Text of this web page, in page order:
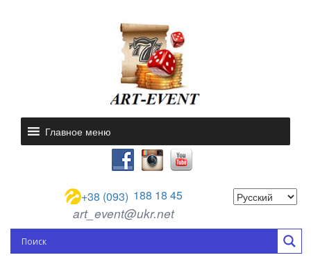
Главное меню
+38 (093) 188 18 45
art_event@ukr.net